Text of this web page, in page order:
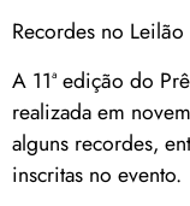
Recordes no Leilão
A 11ª edição do
realizada em
alguns recordes,
inscritas no evento.